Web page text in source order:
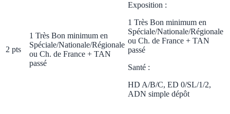
2 pts
1 Très Bon minimum en
Spéciale/Nationale/Régionale
ou Ch. de France + TAN
passé
Exposition :
1 Très Bon minimum en
Spéciale/Nationale/Régionale
ou Ch. de France + TAN
passé
Santé :
HD A/B/C, ED 0/SL/1/2,
ADN simple dépôt